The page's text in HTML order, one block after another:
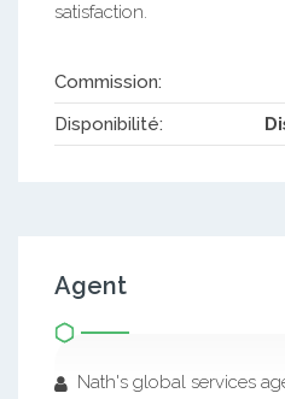
satisfaction.
Commission:
Disponibilité:
Agent
Nath's global services